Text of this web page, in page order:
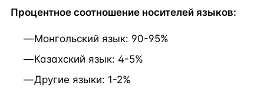
Процентное соотношение носителей языков:
Монгольский язык: 90-95%
Казахский язык: 4-5%
Другие языки: 1-2%